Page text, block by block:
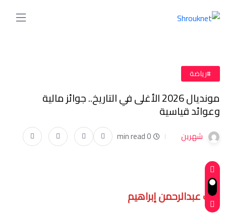
#رياضة
مونديال 2026 الأغلى في التاريخ.. جوائز مالية
وعوائد قياسية
شهرين 0 min read
كتب عبدالرحمن إبراهيم